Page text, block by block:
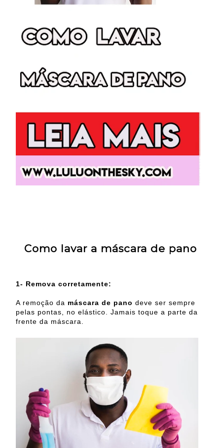
Como lavar a máscara de pano
1- Remova corretamente:
A remoção da máscara de pano deve ser sempre
pelas pontas, no elástico. Jamais toque a parte da
frente da máscara.